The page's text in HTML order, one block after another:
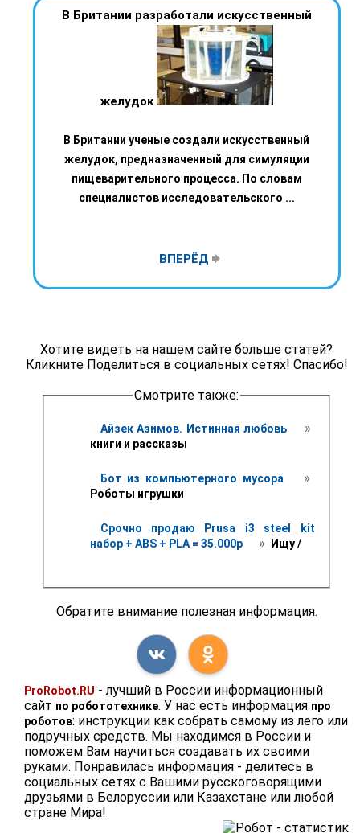
В Британии разработали искусственный
желудок
В Британии ученые создали искусственный
желудок, предназначенный для симуляции
пищеварительного процесса. По словам
специалистов исследовательского ...
ВПЕРЁД
Хотите видеть на нашем сайте больше статей?
Кликните Поделиться в социальных сетях! Спасибо!
Смотрите также:
Айзек Азимов. Истинная любовь »
книги и рассказы
Бот из компьютерного мусора »
Роботы игрушки
Срочно продаю Prusa i3 steel kit
набор + ABS + PLA = 35.000р
» Ищу /
Обратите внимание полезная информация.
ProRobot.RU - лучший в России информационный
сайт по робототехнике. У нас есть информация про
роботов: инструкции как собрать самому из лего или
подручных средств. Мы находимся в России и
поможем Вам научиться создавать их своими
руками. Понравилась информация - делитесь в
социальных сетях с Вашими русскоговорящими
друзьями в Белоруссии или Казахстане или любой
стране Мира!